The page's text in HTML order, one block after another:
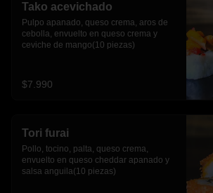
Tako acevichado
Pulpo apanado, queso crema, aros de
cebolla, envuelto en queso crema y
ceviche de mango(10 piezas)
$7.990
Tori furai
Pollo, tocino, palta, queso crema,
envuelto en queso cheddar apanado y
salsa anguila(10 piezas)